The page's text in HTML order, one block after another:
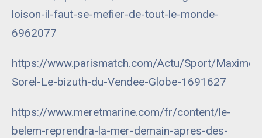
loison-il-faut-se-mefier-de-tout-le-monde-
6962077
https://www.parismatch.com/Actu/Sport/Maxime-
Sorel-Le-bizuth-du-Vendee-Globe-1691627
https://www.meretmarine.com/fr/content/le-
belem-reprendra-la-mer-demain-apres-des-